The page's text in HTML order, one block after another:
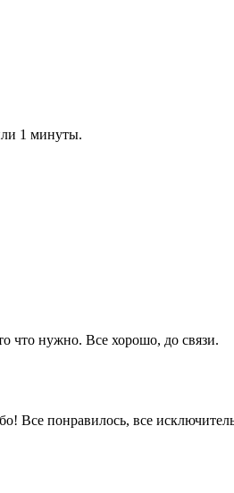
1 минуты.
что нужно. Все хорошо, до связи.
Все понравилось, все